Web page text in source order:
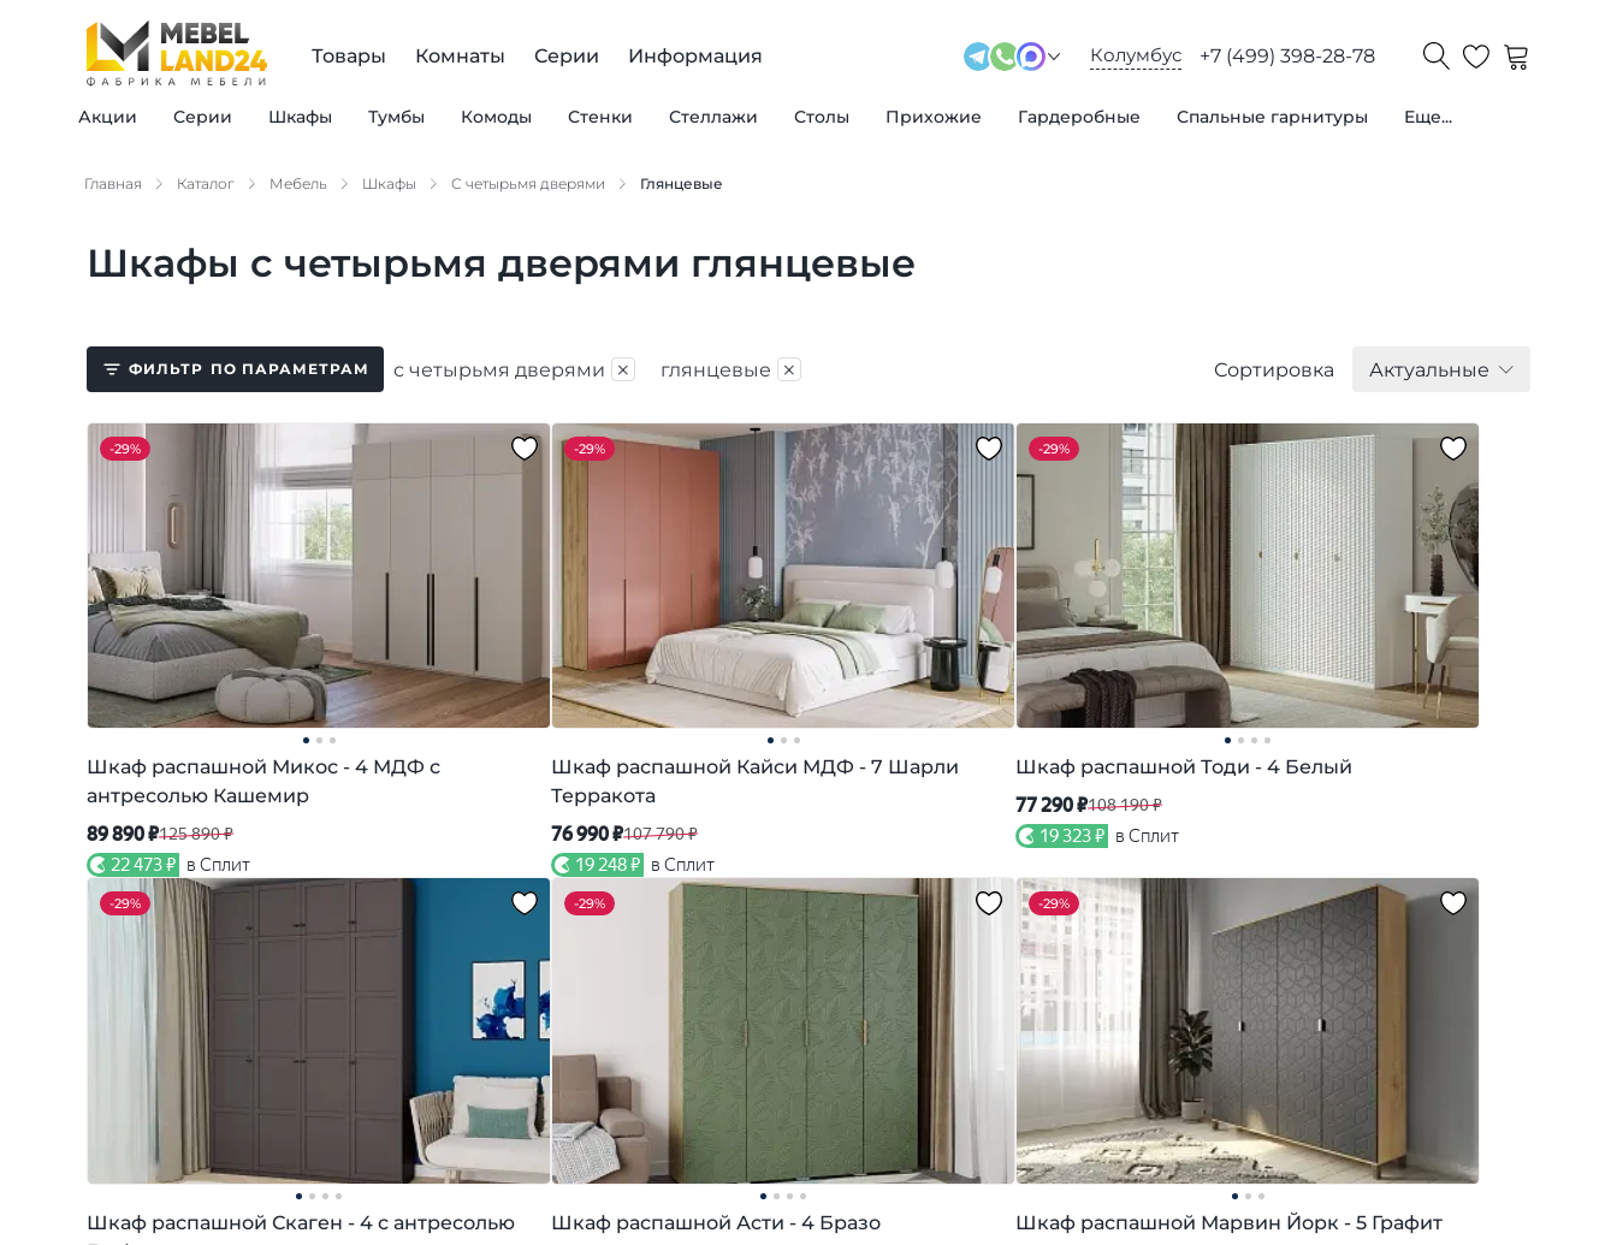
Товары
Акции Серии Шкафы Тумбы Комоды Стенки Стеллажи Столы Прихожие Гардеробные Спальные гарнитуры Еще...
Комнаты Серии Информация Колумбус +7 (499) 398-28-78
Главная Каталог Мебель Шкафы С четырьмя дверями Глянцевые
Шкафы с четырьмя дверями глянцевые
ФИЛЬТР ПО ПАРАМЕТРАМ с четырьмя дверями × глянцевые × Сортировка Актуальные
-29%
Шкаф распашной Микос - 4 МДФ с
антресолью Кашемир
89 890 ₽125 890 ₽
22 473 ₽ в Сплит
-29%
Шкаф распашной Кайси МДФ - 7 Шарли
Терракота
76 990 ₽107 790 ₽
19 248 ₽ в Сплит
-29%
Шкаф распашной Тоди - 4 Белый
77 290 ₽108 190 ₽
19 323 ₽ в Сплит
-29%
Шкаф распашной Скаген - 4 с антресолью
-29%
Шкаф распашной Асти - 4 Бразо
-29%
Шкаф распашной Марвин Йорк - 5 Графит